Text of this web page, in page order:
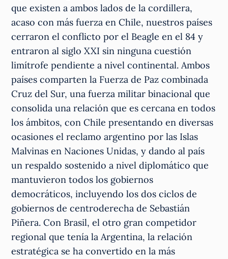
que existen a ambos lados de la cordillera,
acaso con más fuerza en Chile, nuestros países
cerraron el conflicto por el Beagle en el 84 y
entraron al siglo XXI sin ninguna cuestión
limítrofe pendiente a nivel continental. Ambos
países comparten la Fuerza de Paz combinada
Cruz del Sur, una fuerza militar binacional que
consolida una relación que es cercana en todos
los ámbitos, con Chile presentando en diversas
ocasiones el reclamo argentino por las Islas
Malvinas en Naciones Unidas, y dando al país
un respaldo sostenido a nivel diplomático que
mantuvieron todos los gobiernos
democráticos, incluyendo los dos ciclos de
gobiernos de centroderecha de Sebastián
Piñera. Con Brasil, el otro gran competidor
regional que tenía la Argentina, la relación
estratégica se ha convertido en la más